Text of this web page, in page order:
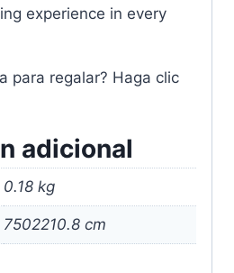
experience in every
para regalar? Haga clic
adicional
0.18 kg
7502210.8 cm